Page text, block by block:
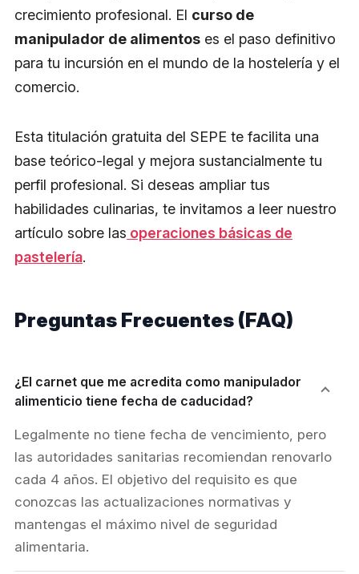
crecimiento profesional. El curso de
manipulador de alimentos es el paso definitivo
para tu incursión en el mundo de la hostelería y el
comercio.
Esta titulación gratuita del SEPE te facilita una
base teórico-legal y mejora sustancialmente tu
perfil profesional. Si deseas ampliar tus
habilidades culinarias, te invitamos a leer nuestro
artículo sobre las operaciones básicas de
pastelería.
Preguntas Frecuentes (FAQ)
¿El carnet que me acredita como manipulador
alimenticio tiene fecha de caducidad?
Legalmente no tiene fecha de vencimiento, pero
las autoridades sanitarias recomiendan renovarlo
cada 4 años. El objetivo del requisito es que
conozcas las actualizaciones normativas y
mantengas el máximo nivel de seguridad
alimentaria.